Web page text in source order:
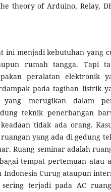
theory of Arduino, Relay,
ini menjadi kebutuhan yang
rumah tangga. Tapi
peralatan elektronik
pada tagihan listrik
yang merugikan dalam
teknik penerbangan
tidak ada orang.
yang ada di gedung
Ruang seminar adalah
tempat pertemuan atau
Indonesia Curug ataupun
terjadi pada AC